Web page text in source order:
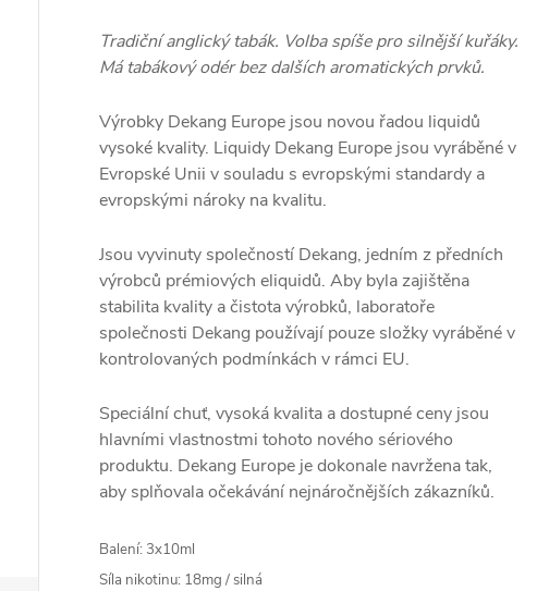
Tradiční anglický tabák. Volba spíše pro silnější kuřáky.
Má tabákový odér bez dalších aromatických prvků.
Výrobky Dekang Europe jsou novou řadou liquidů
vysoké kvality. Liquidy Dekang Europe jsou vyráběné v
Evropské Unii v souladu s evropskými standardy a
evropskými nároky na kvalitu.
Jsou vyvinuty společností Dekang, jedním z předních
výrobců prémiových eliquidů. Aby byla zajištěna
stabilita kvality a čistota výrobků, laboratoře
společnosti Dekang používají pouze složky vyráběné v
kontrolovaných podmínkách v rámci EU.
Speciální chuť, vysoká kvalita a dostupné ceny jsou
hlavními vlastnostmi tohoto nového sériového
produktu. Dekang Europe je dokonale navržena tak,
aby splňovala očekávání nejnáročnějších zákazníků.
Balení: 3x10ml
Síla nikotinu: 18mg / silná